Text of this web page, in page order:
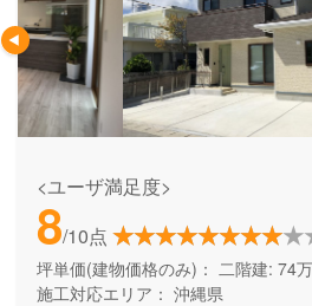
<ユーザ満足度>
8/10点
坪単価(建物価格のみ)： 二階建: 74
施工対応エリア： 沖縄県